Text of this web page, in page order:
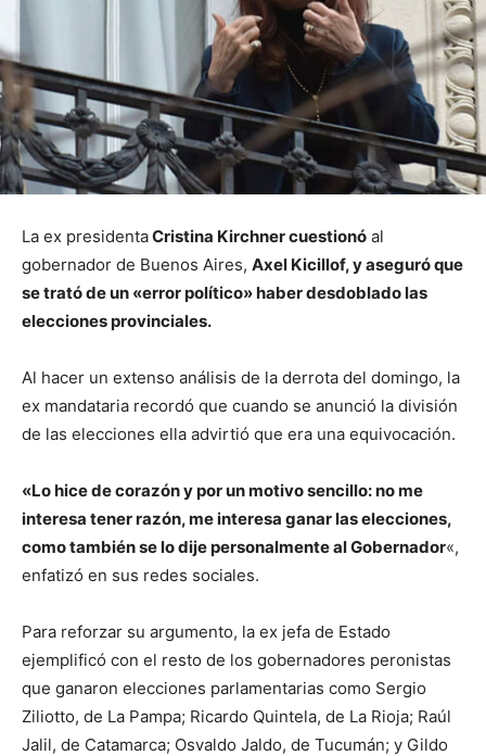
La ex presidentaCristina Kirchner cuestionó al
gobernador de Buenos Aires, Axel Kicillof, y aseguró que
se trató de un «error político» haber desdoblado las
elecciones provinciales.
Al hacer un extenso análisis de la derrota del domingo, la
ex mandataria recordó que cuando se anunció la división
de las elecciones ella advirtió que era una equivocación.
«Lo hice de corazón y por un motivo sencillo: no me
interesa tener razón, me interesa ganar las elecciones,
como también se lo dije personalmente al Gobernador«,
enfatizó en sus redes sociales.
Para reforzar su argumento, la ex jefa de Estado
ejemplificó con el resto de los gobernadores peronistas
que ganaron elecciones parlamentarias como Sergio
Ziliotto, de La Pampa; Ricardo Quintela, de La Rioja; Raúl
Jalil, de Catamarca; Osvaldo Jaldo, de Tucumán; y Gildo